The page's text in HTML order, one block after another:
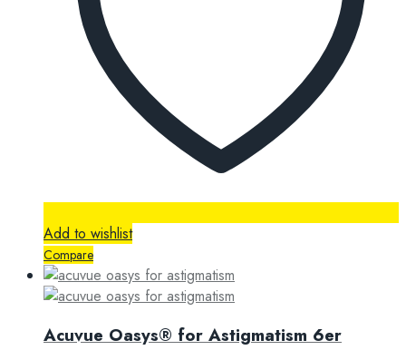
Add to wishlist
Compare
Acuvue Oasys® for Astigmatism 6er